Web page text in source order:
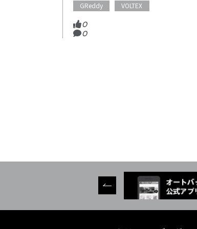
GReddy VOLTEX
0
0